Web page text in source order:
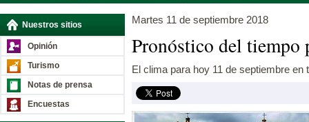
Nuestros sitios
Opinión
Turismo
Notas de prensa
Encuestas
Martes 11 de septiembre 2018
Pronóstico del tiempo
El clima para hoy 11 de septiembre en